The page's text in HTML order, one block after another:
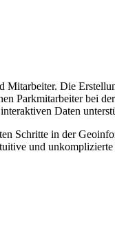
Die
Parkmitarbeiter bei
Daten
Schritte in der
und unkomplizierte